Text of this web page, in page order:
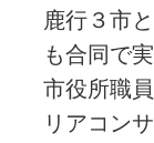
鹿行３市
も合同で
市役所職
リアコン